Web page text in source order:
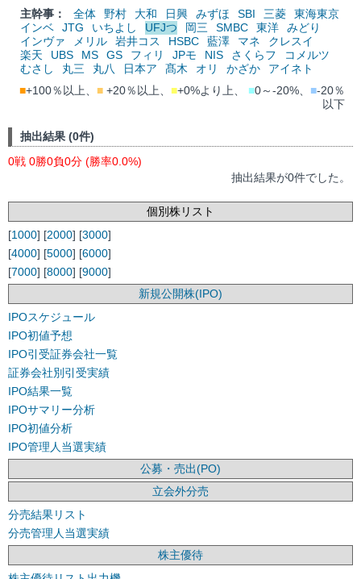
主幹事：
全体 野村 大和 日興 みずほ SBI 三菱
東海東京
インベ
JTG いちよし UFJつ 岡三 SMBC 東洋
みどり
インヴァ
メリル 岩井コス HSBC 藍澤 マネ
クレスイ
楽天
UBS MS GS フィリ JPモ NIS さくらフ
コメルツ
むさし
丸三 丸八 日本ア 髙木 オリ かざか
アイネト
■+100％以上、 ■ +20％以上、 ■+0%より上、 ■0～-20%、 ■-20％
以下
抽出結果 (0件)
0戦 0勝0負0分 (勝率0.0%)
抽出結果が0件でした。
個別株リスト
[1000] [2000] [3000]
[4000] [5000] [6000]
[7000] [8000] [9000]
新規公開株(IPO)
IPOスケジュール
IPO初値予想
IPO引受証券会社一覧
証券会社別引受実績
IPO結果一覧
IPOサマリー分析
IPO初値分析
IPO管理人当選実績
公募・売出(PO)
立会外分売
分売結果リスト
分売管理人当選実績
株主優待